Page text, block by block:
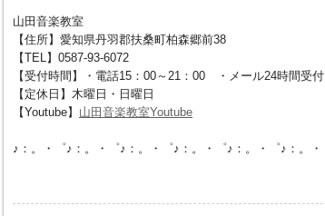
山田音楽教室
【住所】愛知県丹羽郡扶桑町柏森郷前38
【TEL】0587-93-6072
【受付時間】・電話15：00～21：00 ・メール24時間受付
【定休日】木曜日・日曜日
【Youtube】 山田音楽教室Youtube
♪：。・゜♪：。・゜♪：。・゜♪：。・゜♪：。・゜♪：。